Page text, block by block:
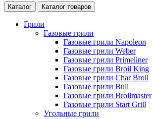
Каталог Каталог товаров
Грили
Газовые грили
Газовые грили Napoleon
Газовые грили Weber
Газовые грили Primeliner
Газовые грили Broil King
Газовые грили Char Broil
Газовые грили Bull
Газовые грили Broilmaster
Газовые грили Start Grill
Угольные грили